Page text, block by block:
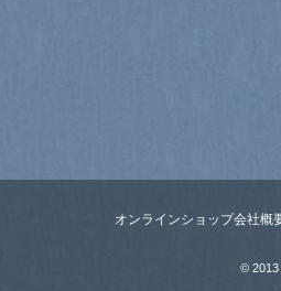
オンラインショップ会社概
© 2013